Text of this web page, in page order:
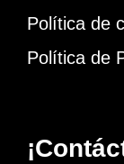
Política de
Política de